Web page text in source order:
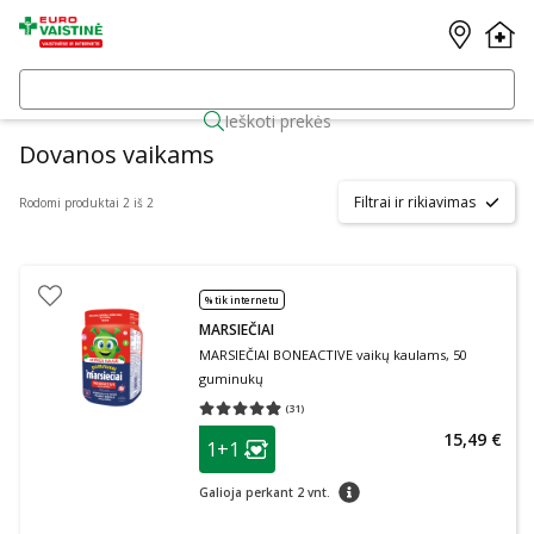
Ieškoti prekės
Dovanos vaikams
Rodomi produktai 2 iš 2 Filtrai ir rikiavimas
% tik internetu
MARSIEČIAI
MARSIEČIAI BONEACTIVE vaikų kaulams, 50
guminukų
(31)
Vidutinis įvertinimas 4.90
patarimas
Lojalumo klubo narių nuolaida
1+1
Galioja perkant 2 vnt. patarimas
15,49 €